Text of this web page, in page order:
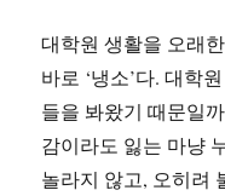
대학원 생활을 오래
바로 ‘냉소’다. 대학
들을 봐왔기 때문일
감이라도 잃는 마냥
놀라지 않고, 오히려